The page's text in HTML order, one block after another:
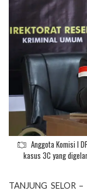
Anggota Komisi I
kasus 3C yang
TANJUNG SELOR